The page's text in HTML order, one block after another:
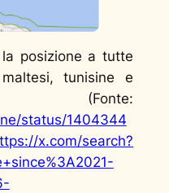
posizione a tutte
tunisine e
status/1404344
x.com/search?